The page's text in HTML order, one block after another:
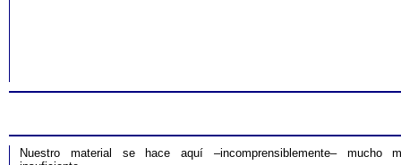
Nuestro material se hace aquí –incomprensiblemente– mucho